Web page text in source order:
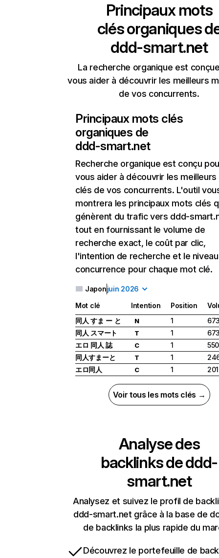
Principaux mots
clés organiques
ddd-smart.net
La recherche organique est
vous aider à découvrir les meilleurs
de vos concurrents.
Principaux mots clés
organiques de
ddd-smart.net
Recherche organique est conçu
vous aider à découvrir les
clés de vos concurrents. L'outil
montrera les principaux mots clés
génèrent du trafic vers ddd-
tout en fournissant le volume de
recherche exact, le coût par clic,
l'intention de recherche et le
concurrence pour chaque mot clé.
Japonjuin 2026
Mot clé Intention Position
同人 すま ー と
N 1
同人 スマート
T 1
エロ 同人 誌
C 1
同人すまーと
T 1
エロ同人
C 1
Voir tous les mots clés →
Analyse des
backlinks deddd-
smart.net
Analysez et suivez le profil de
ddd-smart.net grâce à la base de
de backlinks la plus rapide du
Découvrez le portefeuille de